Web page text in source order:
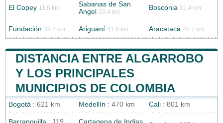
El Copey 11.6 km
Sabanas de San
Angel
23.4 km
Bosconia 31.4 km
Fundación 39.8 km Ariguaní 41.6 km Aracataca 48.7 km
DISTANCIA ENTRE ALGARROBO
Y LOS PRINCIPALES
MUNICIPIOS DE COLOMBIA
Bogotá : 621 km Medellín : 470 km Cali : 801 km